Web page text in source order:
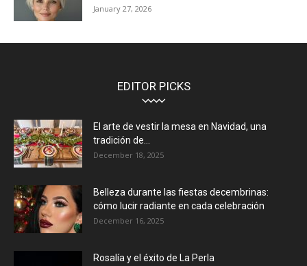
January 27, 2026
EDITOR PICKS
El arte de vestir la mesa en Navidad, una
tradición de...
December 18, 2025
Belleza durante las fiestas decembrinas:
cómo lucir radiante en cada celebración
December 16, 2025
Rosalía y el éxito de La Perla